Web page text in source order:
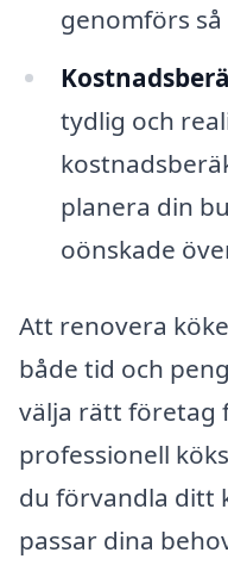
genomförs
tydlig och
planera din
oönskade
Att renovera
både tid och
välja rätt företag
professionell
du förvandla ditt
passar dina